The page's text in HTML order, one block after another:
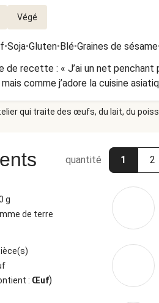
Végé
•Soja•Gluten•Blé•Graines de sésame
de recette : « J’ai un net
comme j’adore la cuisine
qui traite des œufs, du lait, du
quantité 1 2
g
de terre
: Œuf)